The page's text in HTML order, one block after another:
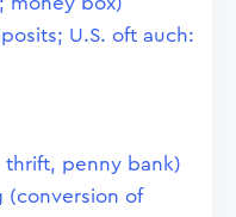
U.S. oft auch:
thrift, penny bank)
(conversion of